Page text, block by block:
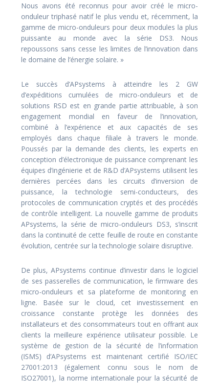
Nous avons été reconnus pour avoir créé le micro-
onduleur triphasé natif le plus vendu et, récemment, la
gamme de micro-onduleurs pour deux modules la plus
puissante au monde avec la série DS3. Nous
repoussons sans cesse les limites de l’innovation dans
le domaine de l’énergie solaire. »
Le succès d’APsystems à atteindre les 2 GW
d’expéditions cumulées de micro-onduleurs et de
solutions RSD est en grande partie attribuable, à son
engagement mondial en faveur de l’innovation,
combiné à l’expérience et aux capacités de ses
employés dans chaque filiale à travers le monde.
Poussés par la demande des clients, les experts en
conception d’électronique de puissance comprenant les
équipes d’ingénierie et de R&D d’APsystems utilisent les
dernières percées dans les circuits d’inversion de
puissance, la technologie semi-conducteurs, des
protocoles de communication cryptés et des procédés
de contrôle intelligent. La nouvelle gamme de produits
APsystems, la série de micro-onduleurs DS3, s’inscrit
dans la continuité de cette feuille de route en constante
évolution, centrée sur la technologie solaire disruptive.
De plus, APsystems continue d’investir dans le logiciel
de ses passerelles de communication, le firmware des
micro-onduleurs et sa plateforme de monitoring en
ligne. Basée sur le cloud, cet investissement en
croissance constante protège les données des
installateurs et des consommateurs tout en offrant aux
clients la meilleure expérience utilisateur possible. Le
système de gestion de la sécurité de l’information
(ISMS) d’APsystems est maintenant certifié ISO/IEC
27001:2013 (également connu sous le nom de
ISO27001), la norme internationale pour la sécurité de